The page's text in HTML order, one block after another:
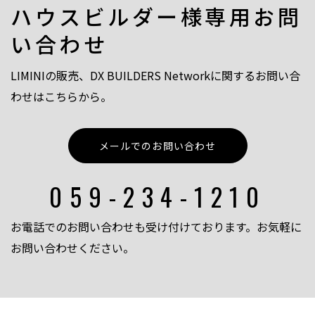
ハウスビルダー様専用お問
い合わせ
LIMINIの販売、DX BUILDERS Networkに関するお問い合
わせはこちらから。
メールでのお問い合わせ
059-234-1210
お電話でのお問い合わせも受け付けております。お気軽に
お問い合わせください。